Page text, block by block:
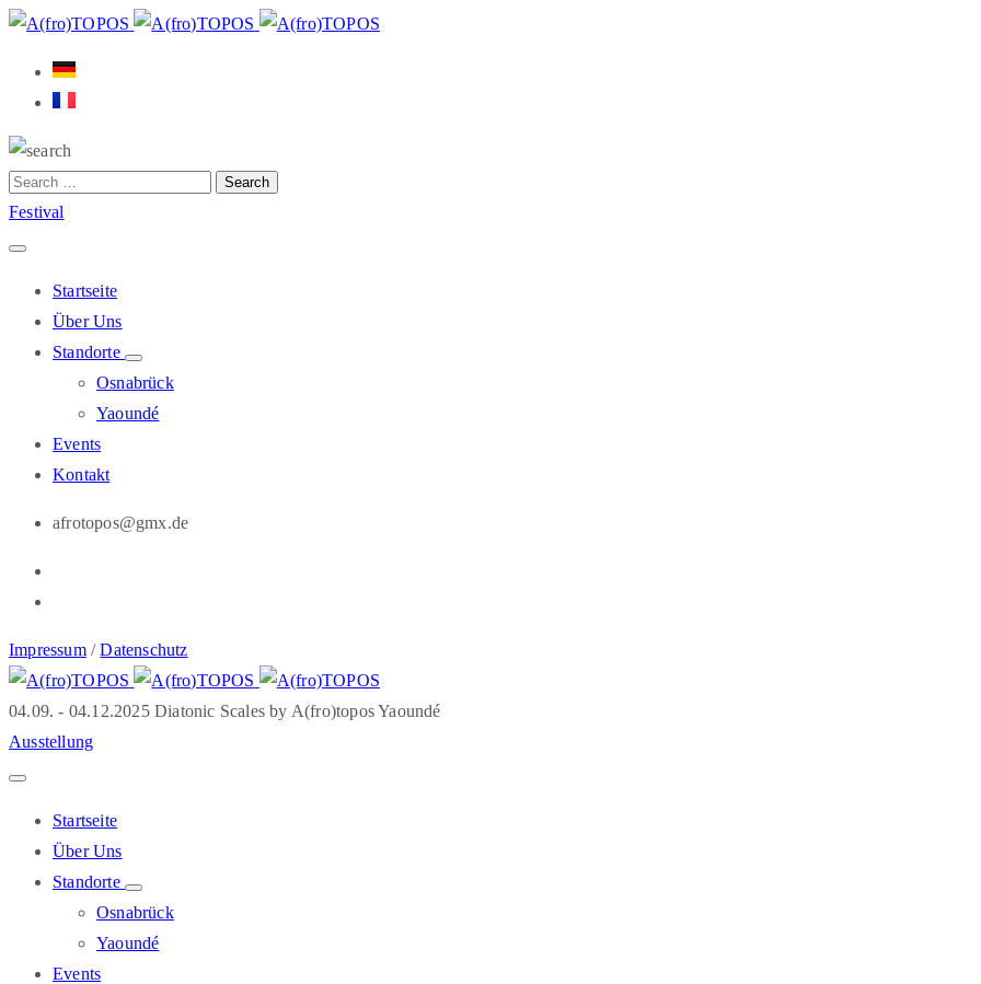
Festival
Startseite
Über Uns
Standorte
Osnabrück
Yaoundé
Events
Kontakt
afrotopos@gmx.de
Impressum/Datenschutz
04.09. - 04.12.2025 Diatonic Scales by A(fro)topos Yaoundé
Ausstellung
Startseite
Über Uns
Standorte
Osnabrück
Yaoundé
Events